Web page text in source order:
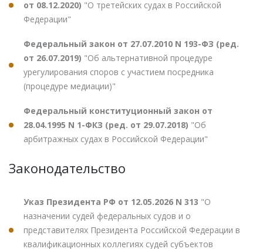
от 08.12.2020) "О третейских судах в Российской
Федерации"
Федеральный закон от 27.07.2010 N 193-ФЗ (ред.
от 26.07.2019) "Об альтернативной процедуре
урегулирования споров с участием посредника
(процедуре медиации)"
Федеральный конституционный закон от
28.04.1995 N 1-ФКЗ (ред. от 29.07.2018) "Об
арбитражных судах в Российской Федерации"
Законодательство
Указ Президента РФ от 12.05.2026 N 313 "О
назначении судей федеральных судов и о
представителях Президента Российской Федерации в
квалификационных коллегиях судей субъектов